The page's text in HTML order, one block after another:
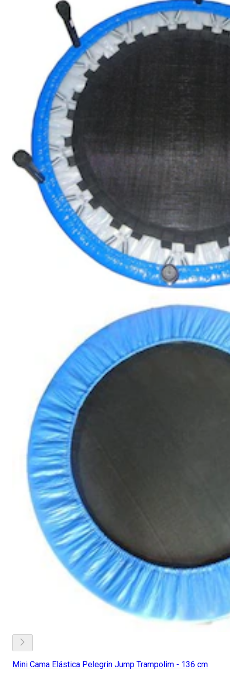
Mini Cama Elástica Pelegrin Jump Trampolim - 136 cm